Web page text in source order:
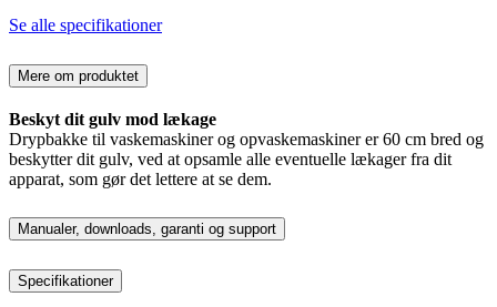
Se alle specifikationer
Mere om produktet
Beskyt dit gulv mod lækage
Drypbakke til vaskemaskiner og opvaskemaskiner er 60 cm bred og
beskytter dit gulv, ved at opsamle alle eventuelle lækager fra dit
apparat, som gør det lettere at se dem.
Manualer, downloads, garanti og support
Specifikationer